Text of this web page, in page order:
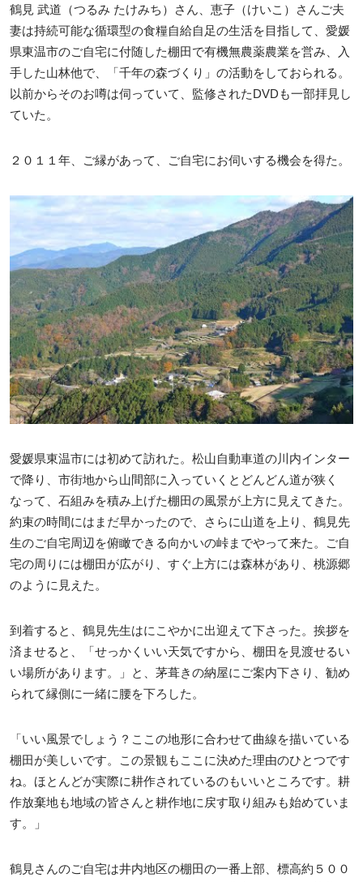
鶴見 武道（つるみ たけみち）さん、恵子（けいこ）さんご夫
妻は持続可能な循環型の食糧自給自足の生活を目指して、愛媛
県東温市のご自宅に付随した棚田で有機無農薬農業を営み、入
手した山林他で、「千年の森づくり」の活動をしておられる。
以前からそのお噂は伺っていて、監修されたDVDも一部拝見し
ていた。
２０１１年、ご縁があって、ご自宅にお伺いする機会を得た。
愛媛県東温市には初めて訪れた。松山自動車道の川内インター
で降り、市街地から山間部に入っていくとどんどん道が狭く
なって、石組みを積み上げた棚田の風景が上方に見えてきた。
約束の時間にはまだ早かったので、さらに山道を上り、鶴見先
生のご自宅周辺を俯瞰できる向かいの峠までやって来た。ご自
宅の周りには棚田が広がり、すぐ上方には森林があり、桃源郷
のように見えた。
到着すると、鶴見先生はにこやかに出迎えて下さった。挨拶を
済ませると、「せっかくいい天気ですから、棚田を見渡せるい
い場所があります。」と、茅葺きの納屋にご案内下さり、勧め
られて縁側に一緒に腰を下ろした。
「いい風景でしょう？ここの地形に合わせて曲線を描いている
棚田が美しいです。この景観もここに決めた理由のひとつです
ね。ほとんどが実際に耕作されているのもいいところです。耕
作放棄地も地域の皆さんと耕作地に戻す取り組みも始めていま
す。」
鶴見さんのご自宅は井内地区の棚田の一番上部、標高約５００